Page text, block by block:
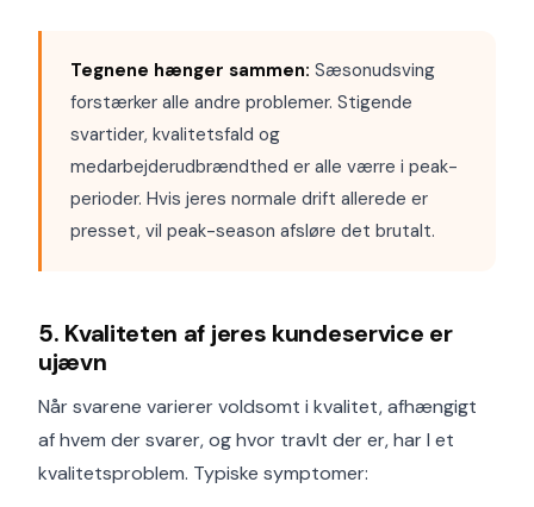
Tegnene hænger sammen: Sæsonudsving
forstærker alle andre problemer. Stigende
svartider, kvalitetsfald og
medarbejderudbrændthed er alle værre i peak-
perioder. Hvis jeres normale drift allerede er
presset, vil peak-season afsløre det brutalt.
5. Kvaliteten af jeres kundeservice er
ujævn
Når svarene varierer voldsomt i kvalitet, afhængigt
af hvem der svarer, og hvor travlt der er, har I et
kvalitetsproblem. Typiske symptomer: